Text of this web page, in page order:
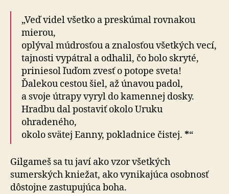
„Veď videl všetko a preskúmal rovnakou
mierou,
oplýval múdrosťou a znalosťou všetkých vecí,
tajnosti vypátral a odhalil, čo bolo skryté,
priniesol ľuďom zvesť o potope sveta!
Ďalekou cestou šiel, až únavou padol,
a svoje útrapy vyryl do kamennej dosky.
Hradbu dal postaviť okolo Uruku
ohradeného,
okolo svätej Eanny, pokladnice čistej. *“
Gilgameš sa tu javí ako vzor všetkých
sumerských kniežat, ako vynikajúca osobnosť
dôstojne zastupujúca boha.